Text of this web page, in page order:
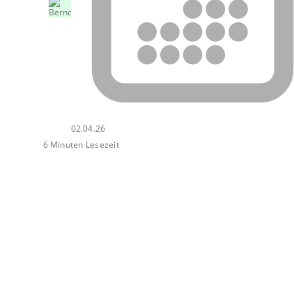
02.04.26
6 Minuten Lesezeit